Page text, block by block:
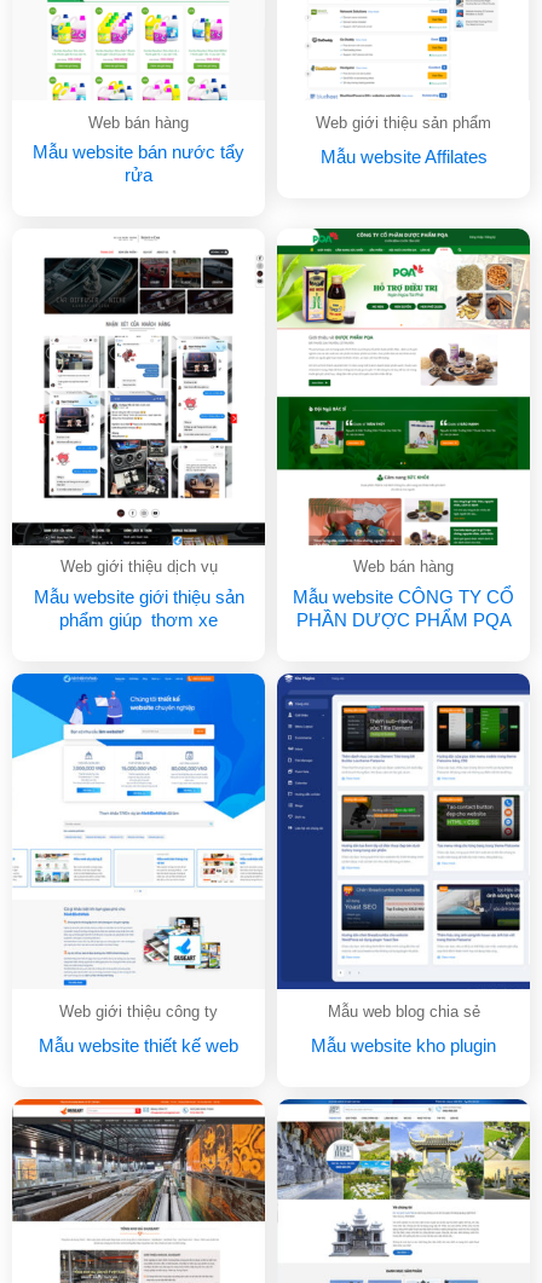
Web bán hàng
Mẫu website bán nước tẩy
rửa
Web giới thiệu sản phẩm
Mẫu website Affilates
Web giới thiệu dịch vụ
Mẫu website giới thiệu sản
phẩm giúp thơm xe
Web bán hàng
Mẫu website CÔNG TY CỔ
PHẦN DƯỢC PHẨM PQA
Web giới thiệu công ty
Mẫu website thiết kế web
Mẫu web blog chia sẻ
Mẫu website kho plugin